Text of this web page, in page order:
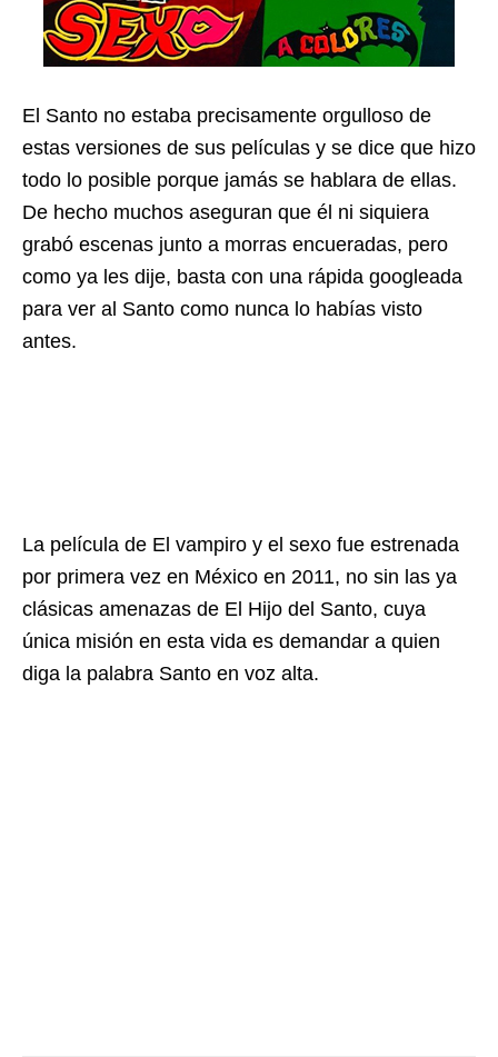
El Santo no estaba precisamente orgulloso de
estas versiones de sus películas y se dice que hizo
todo lo posible porque jamás se hablara de ellas.
De hecho muchos aseguran que él ni siquiera
grabó escenas junto a morras encueradas, pero
como ya les dije, basta con una rápida googleada
para ver al Santo como nunca lo habías visto
antes.
La película de El vampiro y el sexo fue estrenada
por primera vez en México en 2011, no sin las ya
clásicas amenazas de El Hijo del Santo, cuya
única misión en esta vida es demandar a quien
diga la palabra Santo en voz alta.